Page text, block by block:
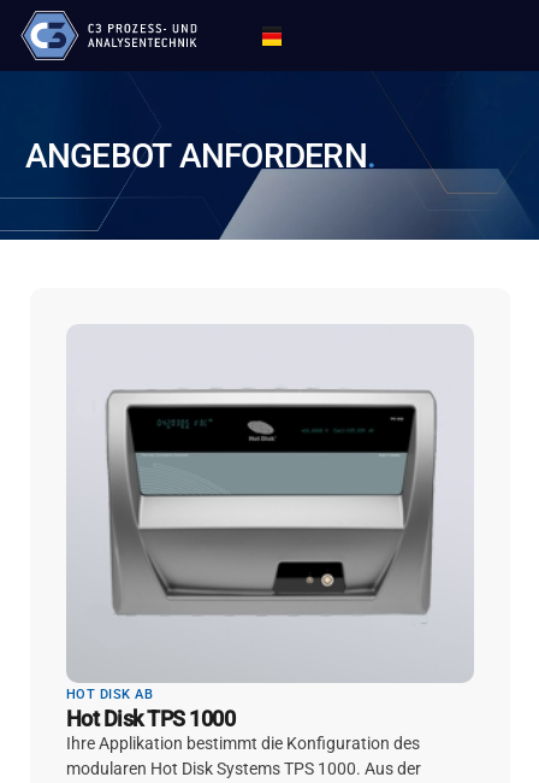
ANGEBOTANFORDERN.
HOT DISK AB
Hot Disk TPS 1000
Ihre Applikation bestimmt die Konfiguration des
modularen Hot Disk Systems TPS 1000. Aus der